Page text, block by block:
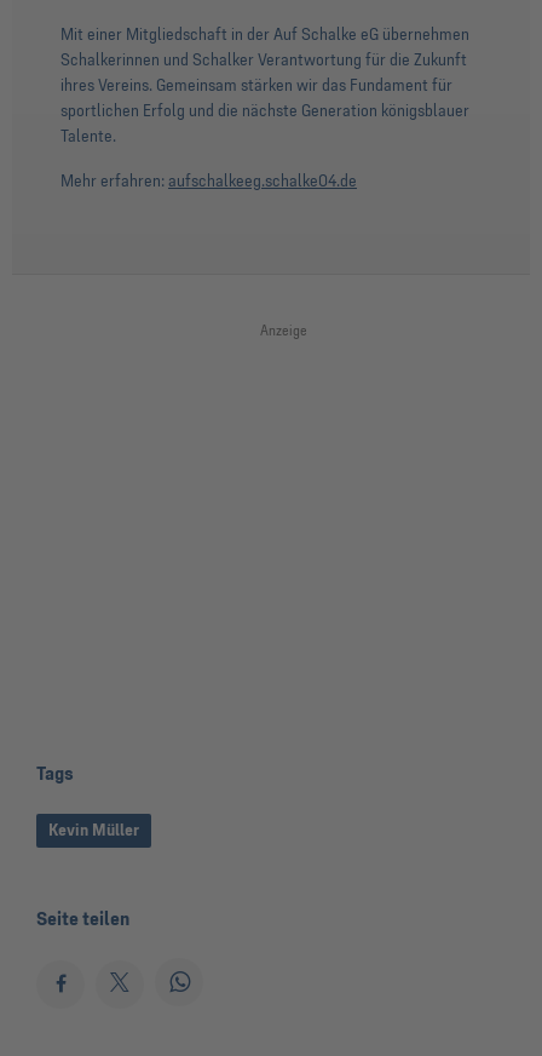
Mit einer Mitgliedschaft in der Auf Schalke eG übernehmen
Schalkerinnen und Schalker Verantwortung für die Zukunft
ihres Vereins. Gemeinsam stärken wir das Fundament für
sportlichen Erfolg und die nächste Generation königsblauer
Talente.
Mehr erfahren: aufschalkeeg.schalke04.de
Anzeige
Tags
Kevin Müller
Seite teilen